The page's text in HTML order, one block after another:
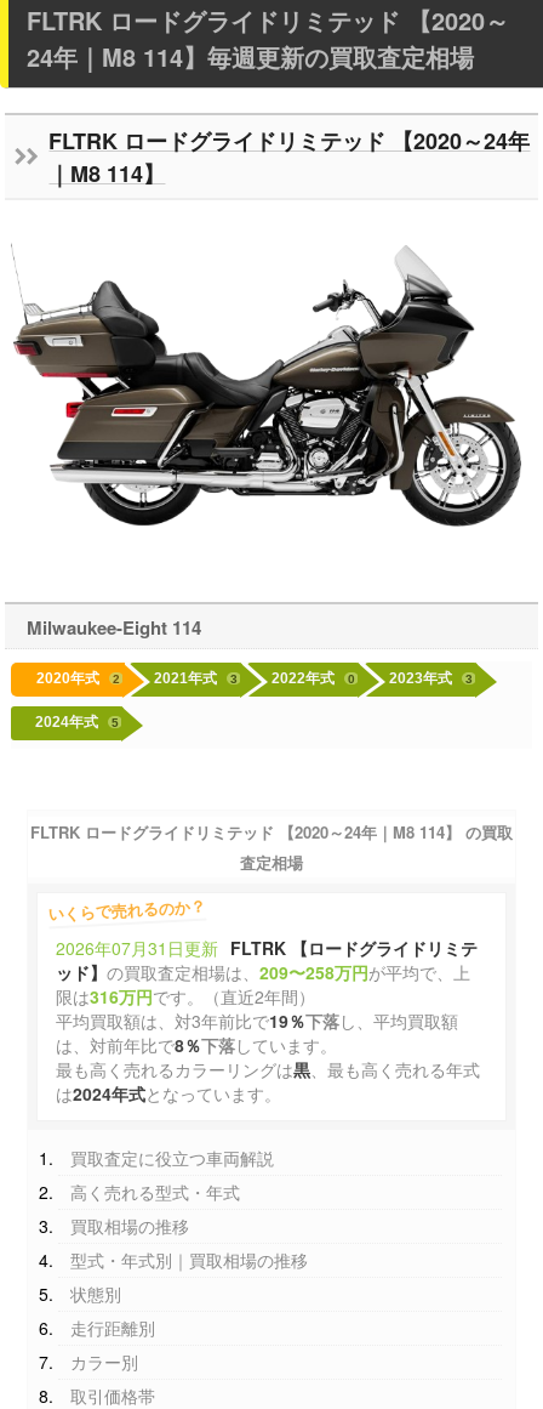
FLTRK ロードグライドリミテッド 【2020～
24年｜M8 114】毎週更新の買取査定相場
FLTRK ロードグライドリミテッド 【2020～24年
｜M8 114】
Milwaukee-Eight 114
2020年式 2 2021年式 3 2022年式 0 2023年式 3
2024年式 5
FLTRK ロードグライドリミテッド 【2020～24年｜M8 114】 の買取
査定相場
いくらで売れるのか？
2026年07月31日更新 FLTRK 【ロードグライドリミテ
ッド】の買取査定相場は、209〜258万円が平均で、上
限は316万円です。（直近2年間）
平均買取額は、対3年前比で19％下落し、平均買取額
は、対前年比で8％下落しています。
最も高く売れるカラーリングは黒 、最も高く売れる年式
は2024年式となっています。
買取査定に役立つ車両解説
高く売れる型式・年式
買取相場の推移
型式・年式別｜買取相場の推移
状態別
走行距離別
カラー別
取引価格帯